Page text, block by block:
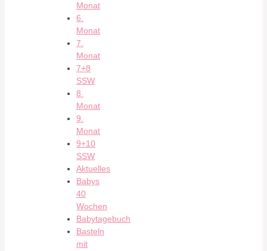
Monat
6.
Monat
7.
Monat
7+8
SSW
8.
Monat
9.
Monat
9+10
SSW
Aktuelles
Babys
40
Wochen
Babytagebuch
Basteln
mit